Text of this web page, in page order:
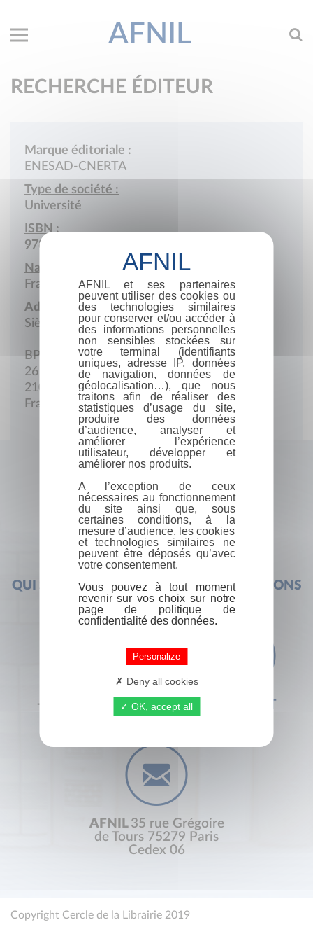
AFNIL
RECHERCHE ÉDITEUR
Marque éditoriale :
ENESAD-CNERTA
Type de société :
Université
ISBN :
978-2-11
Nationalité :
France
Adresse :
Siège social
BP 1607
26 Avenue du Docteur Petit-Jean
21036 Dijon Cedex
France
QUI SOMMES-NOUS ? FOIRE AUX QUESTIONS
+33 (0) 1 44 41 29 19 CONTACT
AFNIL 35 rue Grégoire
de Tours 75279 Paris
Cedex 06
Copyright Cercle de la Librairie 2019
AFNIL et ses partenaires
peuvent utiliser des cookies ou
des technologies similaires
pour conserver et/ou accéder à
des informations personnelles
non sensibles stockées sur
votre terminal (identifiants
uniques, adresse IP, données
de navigation, données de
géolocalisation…), que nous
traitons afin de réaliser des
statistiques d’usage du site,
produire des données
d’audience, analyser et
améliorer l’expérience
utilisateur, développer et
améliorer nos produits.
A l’exception de ceux
nécessaires au fonctionnement
du site ainsi que, sous
certaines conditions, à la
mesure d’audience, les cookies
et technologies similaires ne
peuvent être déposés qu’avec
votre consentement.
Vous pouvez à tout moment
revenir sur vos choix sur notre
page de politique de
confidentialité des données.
Personalize
Deny all cookies
OK, accept all